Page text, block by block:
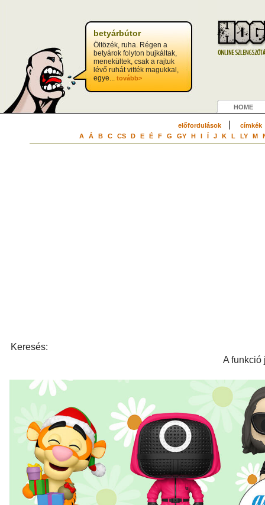
betyárbútor
Öltözék, ruha. Régen a
betyárok folyton bujkáltak,
menekültek, csak a rajtuk
lévő ruhát vitték magukkal,
egye... tovább>
HOME
előfordulások| címkék
A Á B C CS D E É F G GY H I Í J K L LY M
Keresés:
A funkció